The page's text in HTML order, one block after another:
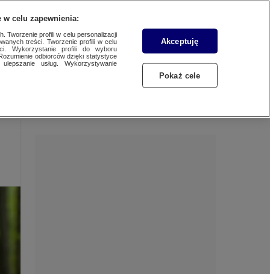
Dzień dobry!
ZALOGUJ SIĘ
w celu zapewnienia:
Tworzenie profili w celu personalizacji
treści. Tworzenie profili w celu
Wykorzystanie profili do wyboru
odbiorców dzięki statystyce
usług. Wykorzystywanie
Akceptuję
Pokaż cele